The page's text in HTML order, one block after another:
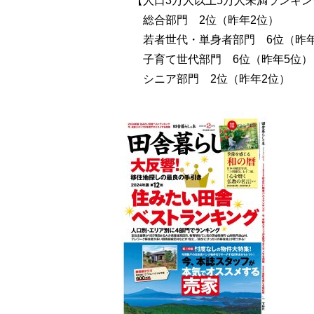
総合部門 2位（昨年2位）
若者世代・単身者部門 6位（昨年
子育て世代部門 6位（昨年5位）
シニア部門 2位（昨年2位）